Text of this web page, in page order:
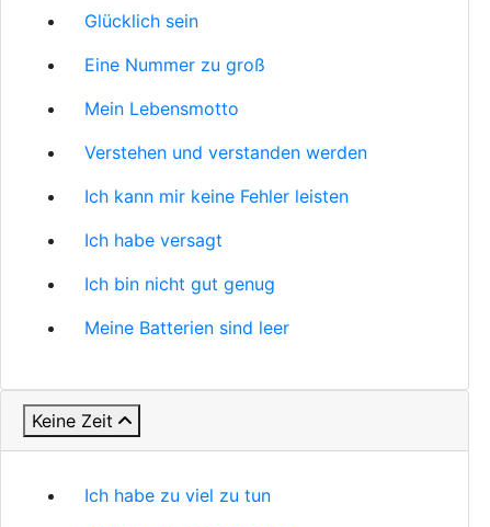
Glücklich sein
Eine Nummer zu groß
Mein Lebensmotto
Verstehen und verstanden werden
Ich kann mir keine Fehler leisten
Ich habe versagt
Ich bin nicht gut genug
Meine Batterien sind leer
Keine Zeit
Ich habe zu viel zu tun